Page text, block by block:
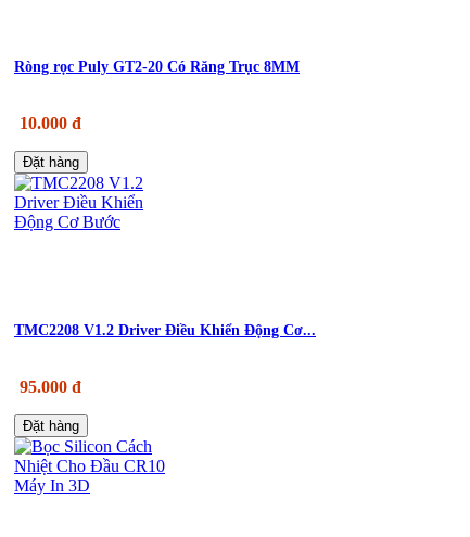
Ròng rọc Puly GT2-20 Có Răng Trục 8MM
10.000 đ
Đặt hàng
TMC2208 V1.2 Driver Điều Khiển Động Cơ...
95.000 đ
Đặt hàng